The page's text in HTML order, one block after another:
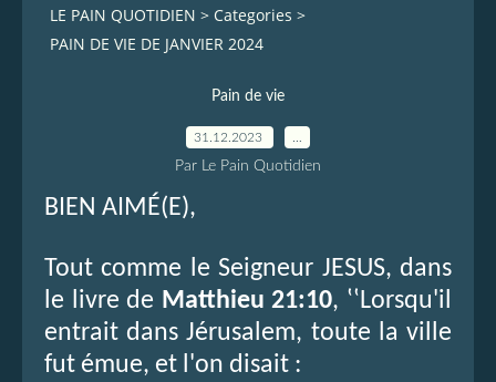
LE PAIN QUOTIDIEN > Categories >
PAIN DE VIE DE JANVIER 2024
Pain de vie
31.12.2023
Par Le Pain Quotidien
BIEN AIMÉ(E),
Tout comme le Seigneur JESUS, dans
le livre de Matthieu 21:10, ‛‛Lorsqu'il
entrait dans Jérusalem, toute la ville
fut émue, et l'on disait :